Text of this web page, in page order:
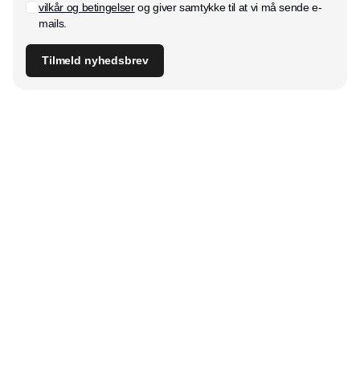
vilkår og betingelserog giver samtykke til at vi må sende e-
mails.
Tilmeld nyhedsbrev